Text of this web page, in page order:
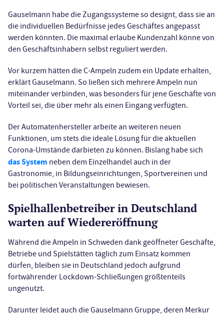
Gauselmann habe die Zugangssysteme so designt, dass sie an
die individuellen Bedürfnisse jedes Geschäftes angepasst
werden könnten. Die maximal erlaube Kundenzahl könne von
den Geschäftsinhabern selbst reguliert werden.
Vor kurzem hätten die C-Ampeln zudem ein Update erhalten,
erklärt Gauselmann. So ließen sich mehrere Ampeln nun
miteinander verbinden, was besonders für jene Geschäfte von
Vorteil sei, die über mehr als einen Eingang verfügten.
Der Automatenhersteller arbeite an weiteren neuen
Funktionen, um stets die ideale Lösung für die aktuellen
Corona-Umstände darbieten zu können. Bislang habe sich
das System neben dem Einzelhandel auch in der
Gastronomie, in Bildungseinrichtungen, Sportvereinen und
bei politischen Veranstaltungen bewiesen.
Spielhallenbetreiber in Deutschland
warten auf Wiedereröffnung
Während die Ampeln in Schweden dank geöffneter Geschäfte,
Betriebe und Spielstätten täglich zum Einsatz kommen
dürfen, bleiben sie in Deutschland jedoch aufgrund
fortwährender Lockdown-Schließungen größtenteils
ungenutzt.
Darunter leidet auch die Gauselmann Gruppe, deren Merkur